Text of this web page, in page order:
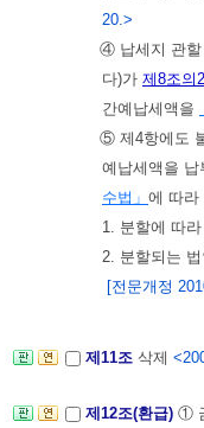
20.>
④ 납세지 관할
다)가 제8조의2
간예납세액을
⑤ 제4항에도
예납세액을
수법」 에 따
1. 분할에 따
2. 분할되는
[전문개정
제11조 삭제
제12조(환급) ①